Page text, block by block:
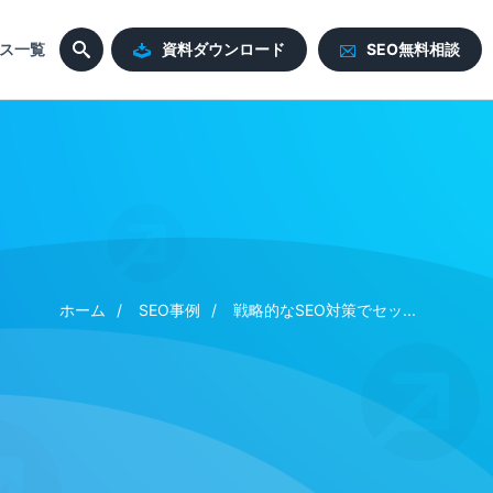
一覧 資料ダウンロード SEO無料相談
ホーム SEO事例 戦略的なSEO対策でセッ...